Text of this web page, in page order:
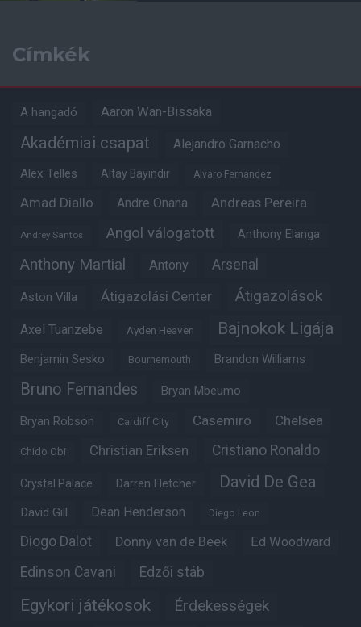
Címkék
A hangadó Aaron Wan-Bissaka
Akadémiai csapat Alejandro Garnacho
Alex Telles Altay Bayindir Alvaro Fernandez
Amad Diallo Andre Onana Andreas Pereira
Andrey Santos Angol válogatott Anthony Elanga
Anthony Martial Antony Arsenal
Aston Villa Átigazolási Center Átigazolások
Axel Tuanzebe Ayden Heaven Bajnokok Ligája
Benjamin Sesko Bournemouth Brandon Williams
Bruno Fernandes Bryan Mbeumo
Bryan Robson Cardiff City Casemiro Chelsea
Chido Obi Christian Eriksen Cristiano Ronaldo
Crystal Palace Darren Fletcher David De Gea
David Gill Dean Henderson Diego Leon
Diogo Dalot Donny van de Beek Ed Woodward
Edinson Cavani Edzői stáb
Egykori játékosok Érdekességek